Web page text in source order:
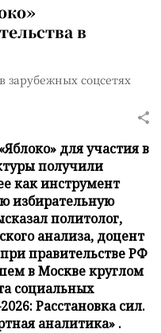
в
зарубежных соцсетях
для участия в
получили
как инструмент
избирательную
политолог,
анализа, доцент
правительстве РФ
в Москве круглом
социальных
Расстановка сил.
аналитика» .